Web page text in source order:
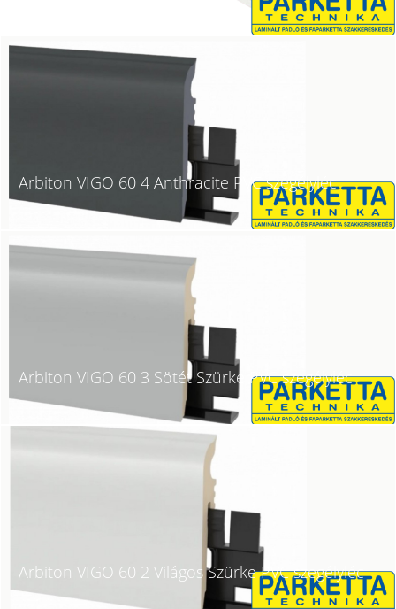
Arbiton VIGO 60 4 Anthracite PVC szegélyléc
Arbiton VIGO 60 3 Sötét Szürke PVC szegélyléc
Arbiton VIGO 60 2 Világos Szürke PVC szegélyléc